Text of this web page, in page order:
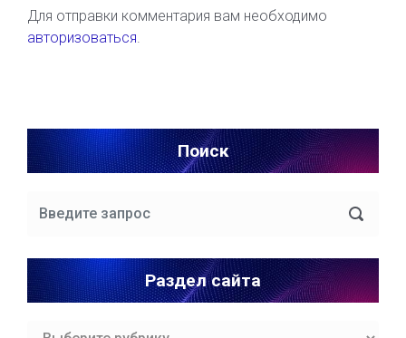
Для отправки комментария вам необходимо
авторизоваться.
Поиск
Раздел сайта
Раздел